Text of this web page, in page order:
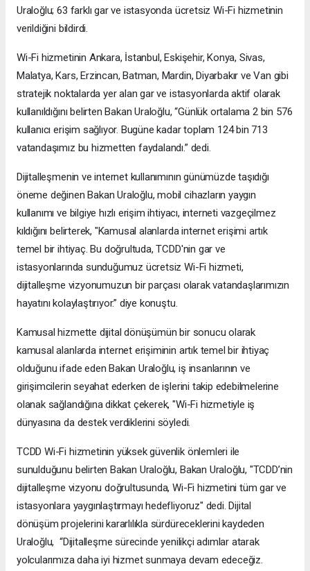
Uraloğlu; 63 farklı gar ve istasyonda ücretsiz Wi-Fi hizmetinin
verildiğini bildirdi.
Wi-Fi hizmetinin Ankara, İstanbul, Eskişehir, Konya, Sivas,
Malatya, Kars, Erzincan, Batman, Mardin, Diyarbakır ve Van gibi
stratejik noktalarda yer alan gar ve istasyonlarda aktif olarak
kullanıldığını belirten Bakan Uraloğlu, “Günlük ortalama 2 bin 576
kullanıcı erişim sağlıyor. Bugüne kadar toplam 124 bin 713
vatandaşımız bu hizmetten faydalandı.” dedi.
Dijitalleşmenin ve internet kullanımının günümüzde taşıdığı
öneme değinen Bakan Uraloğlu, mobil cihazların yaygın
kullanımı ve bilgiye hızlı erişim ihtiyacı, interneti vazgeçilmez
kıldığını belirterek, "Kamusal alanlarda internet erişimi artık
temel bir ihtiyaç. Bu doğrultuda, TCDD'nin gar ve
istasyonlarında sunduğumuz ücretsiz Wi-Fi hizmeti,
dijitalleşme vizyonumuzun bir parçası olarak vatandaşlarımızın
hayatını kolaylaştırıyor.” diye konuştu.
Kamusal hizmette dijital dönüşümün bir sonucu olarak
kamusal alanlarda internet erişiminin artık temel bir ihtiyaç
olduğunu ifade eden Bakan Uraloğlu, iş insanlarının ve
girişimcilerin seyahat ederken de işlerini takip edebilmelerine
olanak sağlandığına dikkat çekerek, "Wi-Fi hizmetiyle iş
dünyasına da destek verdiklerini söyledi.
TCDD Wi-Fi hizmetinin yüksek güvenlik önlemleri ile
sunulduğunu belirten Bakan Uraloğlu, Bakan Uraloğlu, "TCDD’nin
dijitalleşme vizyonu doğrultusunda, Wi-Fi hizmetini tüm gar ve
istasyonlara yaygınlaştırmayı hedefliyoruz" dedi. Dijital
dönüşüm projelerini kararlılıkla sürdüreceklerini kaydeden
Uraloğlu, “Dijitalleşme sürecinde yenilikçi adımlar atarak
yolcularımıza daha iyi hizmet sunmaya devam edeceğiz.